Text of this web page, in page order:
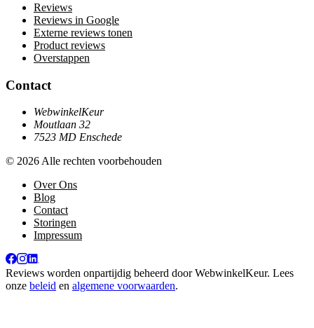
Reviews
Reviews in Google
Externe reviews tonen
Product reviews
Overstappen
Contact
WebwinkelKeur
Moutlaan 32
7523 MD Enschede
© 2026 Alle rechten voorbehouden
Over Ons
Blog
Contact
Storingen
Impressum
Reviews worden onpartijdig beheerd doorWebwinkelKeur. Lees
onze beleid en algemene voorwaarden.